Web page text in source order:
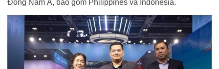
Đông Nam Á, bao gồm Philippines và Indonesia.